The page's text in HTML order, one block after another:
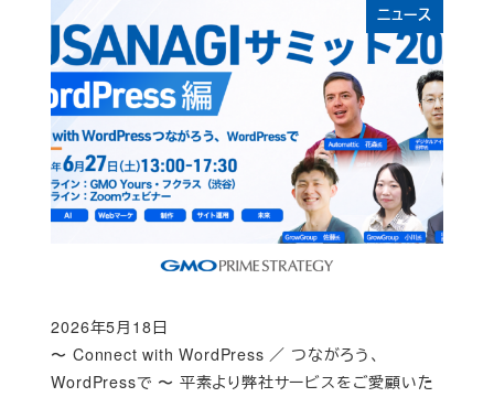
ニュース
〜 Connect with WordPress ／ つながろう、
WordPressで 〜 平素より弊社サービスをご愛顧いた
Published
2026年5月18日